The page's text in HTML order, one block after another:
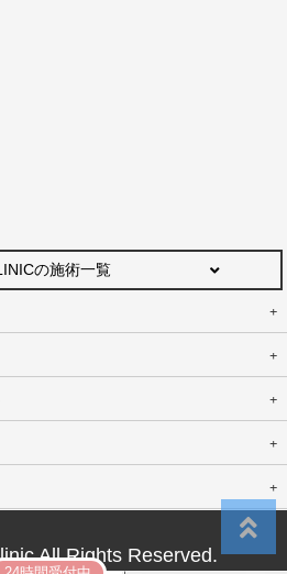
の施術一覧
All Rights Reserved.